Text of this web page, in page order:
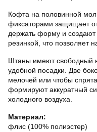
Кофта на половинной
фиксаторами защищает
держать форму и создают
резинкой, что позволяет
Штаны имеют свободный
удобной посадки. Две
мелочей или чтобы
формируют аккуратный
холодного воздуха.
Материал:
флис (100% полиэстер)